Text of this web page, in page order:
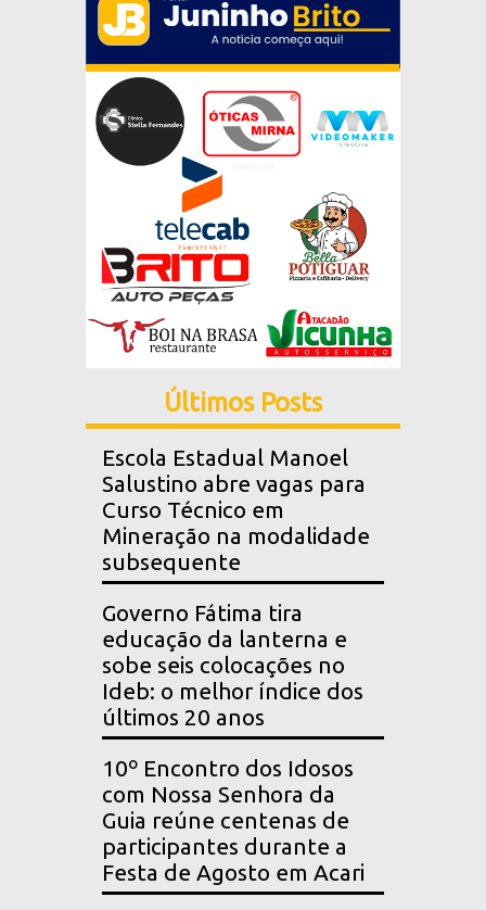
Últimos Posts
Escola Estadual Manoel
Salustino abre vagas para
Curso Técnico em
Mineração na modalidade
subsequente
Governo Fátima tira
educação da lanterna e
sobe seis colocações no
Ideb: o melhor índice dos
últimos 20 anos
10º Encontro dos Idosos
com Nossa Senhora da
Guia reúne centenas de
participantes durante a
Festa de Agosto em Acari